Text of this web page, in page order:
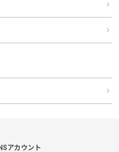
アカウント